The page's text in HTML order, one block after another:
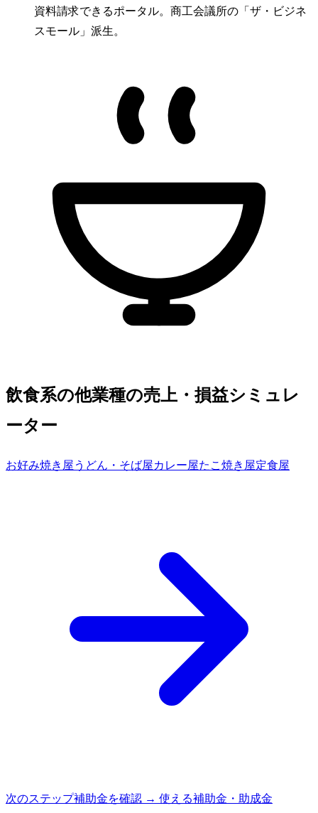
資料請求できるポータル。商工会議所の「ザ・ビジネ
スモール」派生。
飲食系の他業種の売上・損益シミュレ
ーター
お好み焼き屋 うどん・そば屋カレー屋たこ焼き屋定食屋
次のステップ補助金を確認 → 使える補助金・助成金